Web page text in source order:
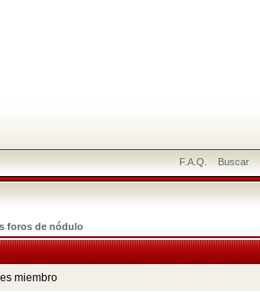
F.A.Q. Buscar
foros de nódulo
miembro